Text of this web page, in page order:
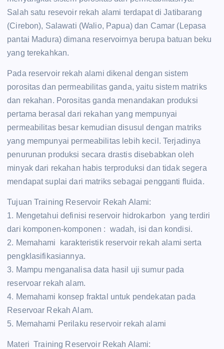
Salah satu resevoir rekah alami terdapat di Jatibarang
(Cirebon), Salawati (Walio, Papua) dan Camar (Lepasa
pantai Madura) dimana reservoirnya berupa batuan beku
yang terekahkan.
Pada reservoir rekah alami dikenal dengan sistem
porositas dan permeabilitas ganda, yaitu sistem matriks
dan rekahan. Porositas ganda menandakan produksi
pertama berasal dari rekahan yang mempunyai
permeabilitas besar kemudian disusul dengan matriks
yang mempunyai permeabilitas lebih kecil. Terjadinya
penurunan produksi secara drastis disebabkan oleh
minyak dari rekahan habis terproduksi dan tidak segera
mendapat suplai dari matriks sebagai pengganti fluida.
Tujuan Training Reservoir Rekah Alami:
1. Mengetahui definisi reservoir hidrokarbon yang terdiri
dari komponen-komponen : wadah, isi dan kondisi.
2. Memahami karakteristik reservoir rekah alami serta
pengklasifikasiannya.
3. Mampu menganalisa data hasil uji sumur pada
reservoar rekah alam.
4. Memahami konsep fraktal untuk pendekatan pada
Reservoar Rekah Alam.
5. Memahami Perilaku reservoir rekah alami
Materi Training Reservoir Rekah Alami: